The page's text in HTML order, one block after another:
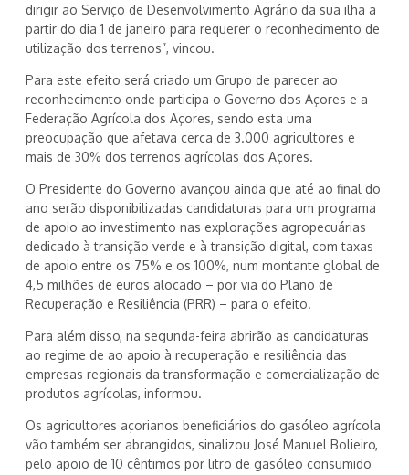
dirigir ao Serviço de Desenvolvimento Agrário da sua ilha a
partir do dia 1 de janeiro para requerer o reconhecimento de
utilização dos terrenos”, vincou.
Para este efeito será criado um Grupo de parecer ao
reconhecimento onde participa o Governo dos Açores e a
Federação Agrícola dos Açores, sendo esta uma
preocupação que afetava cerca de 3.000 agricultores e
mais de 30% dos terrenos agrícolas dos Açores.
O Presidente do Governo avançou ainda que até ao final do
ano serão disponibilizadas candidaturas para um programa
de apoio ao investimento nas explorações agropecuárias
dedicado à transição verde e à transição digital, com taxas
de apoio entre os 75% e os 100%, num montante global de
4,5 milhões de euros alocado – por via do Plano de
Recuperação e Resiliência (PRR) – para o efeito.
Para além disso, na segunda-feira abrirão as candidaturas
ao regime de ao apoio à recuperação e resiliência das
empresas regionais da transformação e comercialização de
produtos agrícolas, informou.
Os agricultores açorianos beneficiários do gasóleo agrícola
vão também ser abrangidos, sinalizou José Manuel Bolieiro,
pelo apoio de 10 cêntimos por litro de gasóleo consumido